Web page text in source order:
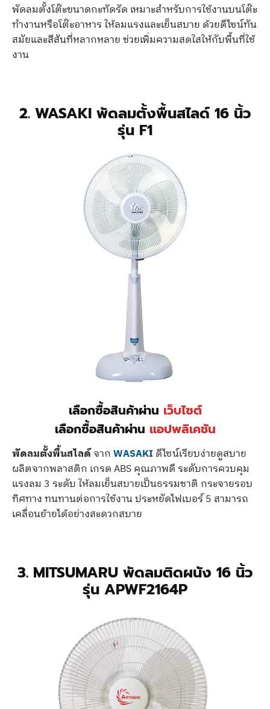
พัดลมตั้งโต๊ะขนาดกะทัดรัด เหมาะสำหรับการใช้งานบนโต๊ะ
ทำงานหรือโต๊ะอาหาร ให้ลมแรงและเย็นสบาย ด้วยดีไซน์ทัน
สมัยและสีสันที่หลากหลาย ช่วยเพิ่มความสดใสให้กับพื้นที่ใช้
งาน
2. WASAKI พัดลมตั้งพื้นสไลด์ 16 นิ้ว
รุ่น F1
เลือกซื้อสินค้าผ่าน เว็บไซต์
เลือกซื้อสินค้าผ่าน แอปพลิเคชัน
พัดลมตั้งพื้นสไลด์จากWASAKIดีไซน์เรียบง่ายดูสบาย
ผลิตจากพลาสติก เกรด ABS คุณภาพดี ระดับการควบคุม
แรงลม 3 ระดับ ให้ลมเย็นสบายเป็นธรรมชาติ กระจายรอบ
ทิศทาง ทนทานต่อการใช้งาน ประหยัดไฟเบอร์ 5 สามารถ
เคลื่อนย้ายได้อย่างสะดวกสบาย
3. MITSUMARU พัดลมติดผนัง 16 นิ้ว
รุ่น APWF2164P